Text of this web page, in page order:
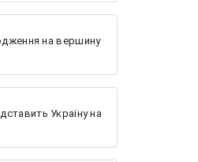
на вершину
Україну на